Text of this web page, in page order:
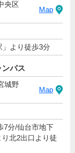
央区
Map
より徒歩3分
パス
城野
Map
7分/仙台市地下
北2出口より徒